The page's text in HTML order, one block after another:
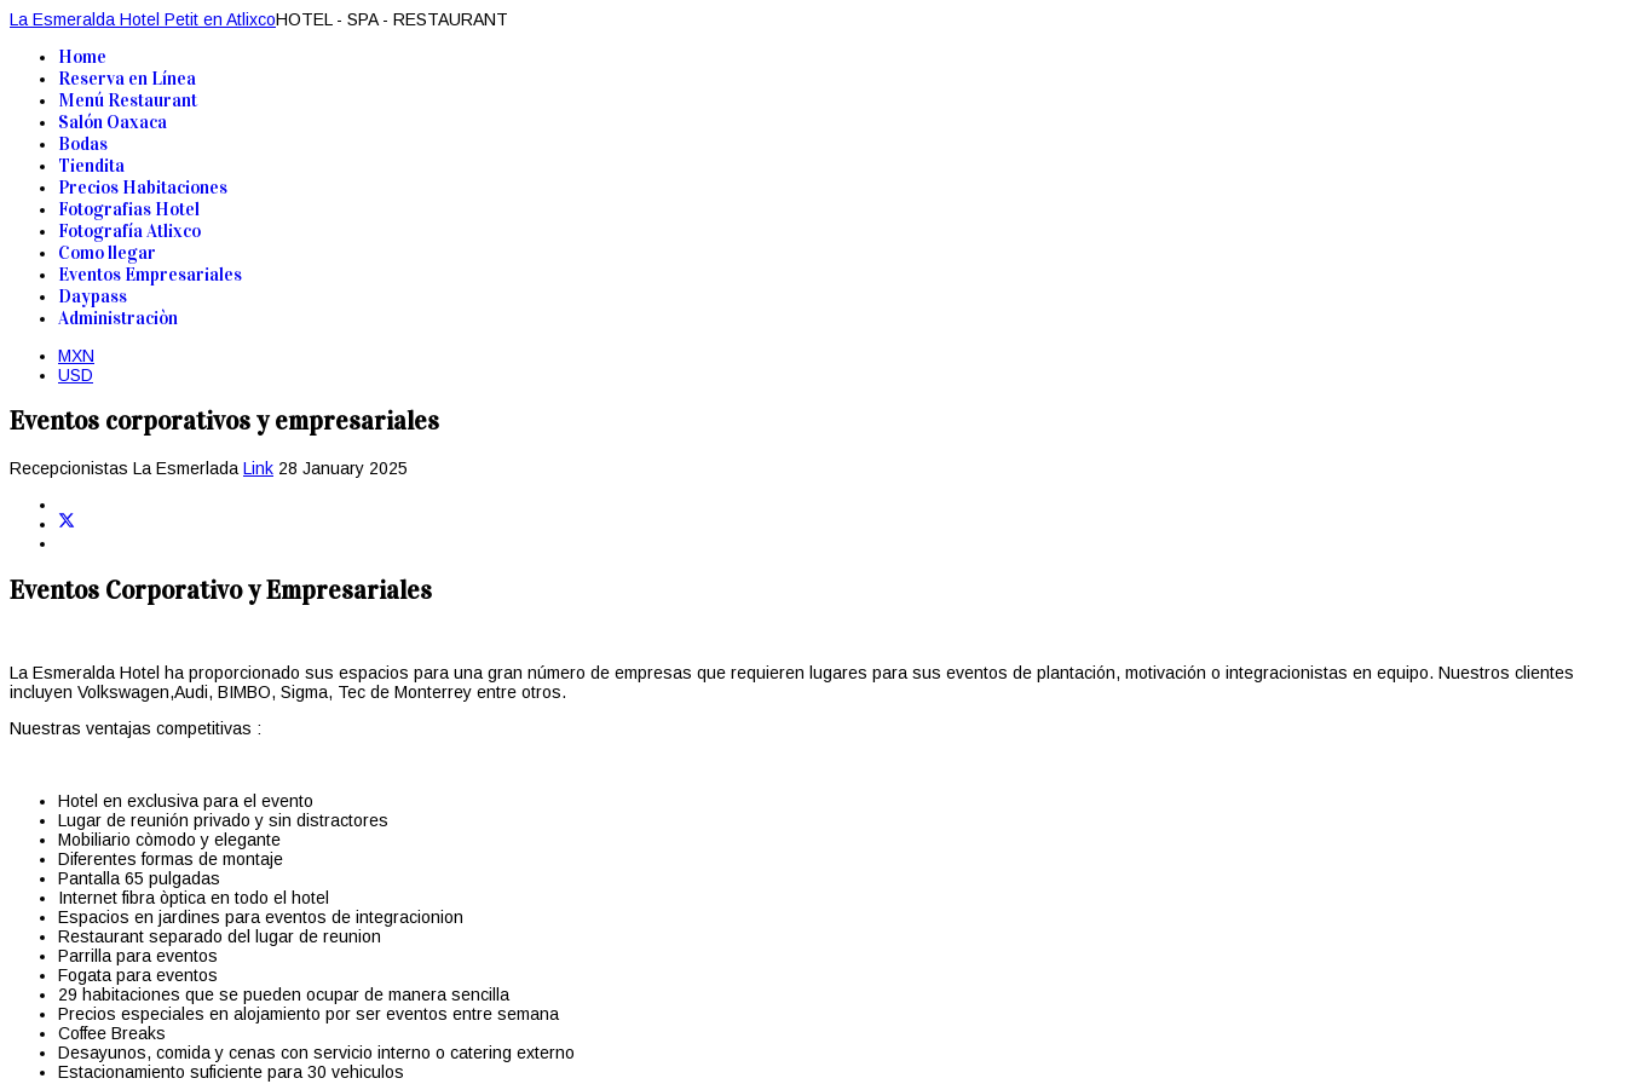
La Esmeralda Hotel Petit en AtlixcoHOTEL - SPA - RESTAURANT
Home
Reserva en Línea
Menú Restaurant
Salón Oaxaca
Bodas
Tiendita
Precios Habitaciones
Fotografias Hotel
Fotografía Atlixco
Como llegar
Eventos Empresariales
Daypass
Administraciòn
MXN
USD
Eventos corporativos y empresariales
Recepcionistas La Esmerlada Link 28 January 2025
Eventos Corporativo y Empresariales
La Esmeralda Hotel ha proporcionado sus espacios para una gran número de empresas que requieren lugares para sus eventos de plantación, motivación o integracionistas en equipo. Nuestros clientes
incluyen Volkswagen,Audi, BIMBO, Sigma, Tec de Monterrey entre otros.
Nuestras ventajas competitivas :
Hotel en exclusiva para el evento
Lugar de reunión privado y sin distractores
Mobiliario còmodo y elegante
Diferentes formas de montaje
Pantalla 65 pulgadas
Internet fibra òptica en todo el hotel
Espacios en jardines para eventos de integracionion
Restaurant separado del lugar de reunion
Parrilla para eventos
Fogata para eventos
29 habitaciones que se pueden ocupar de manera sencilla
Precios especiales en alojamiento por ser eventos entre semana
Coffee Breaks
Desayunos, comida y cenas con servicio interno o catering externo
Estacionamiento suficiente para 30 vehiculos